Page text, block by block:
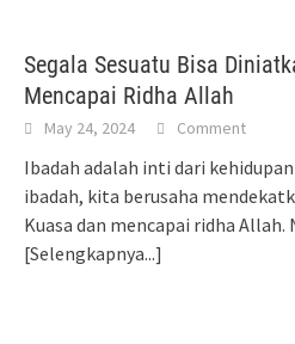
Segala Sesuatu Bisa
Mencapai Ridha Allah
May 24, 2024 Comment
Ibadah adalah inti dari
ibadah, kita berusaha
Kuasa dan mencapai ridha
[Selengkapnya...]